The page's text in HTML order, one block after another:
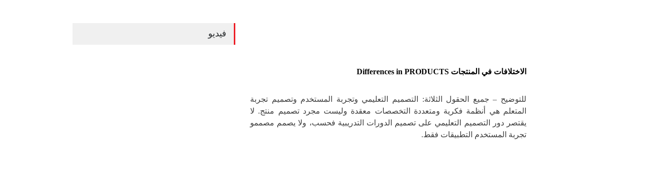
الاختلافات في المنتجات Differences in PRODUCTS
للتوضيح – جميع الحقول الثلاثة: التصميم التعليمي وتجربة المستخدم وتصميم تجربة
المتعلم هي أنظمة فكرية ومتعددة التخصصات معقدة وليست مجرد تصميم منتج. لا
يقتصر دور التصميم التعليمي على تصميم الدورات التدريبية فحسب، ولا يصمم مصممو
تجربة المستخدم التطبيقات فقط.
فيديو